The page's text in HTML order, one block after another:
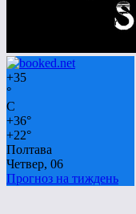
+35
°
C
+36°
+22°
Полтава
Четвер, 06
Прогноз на тиждень